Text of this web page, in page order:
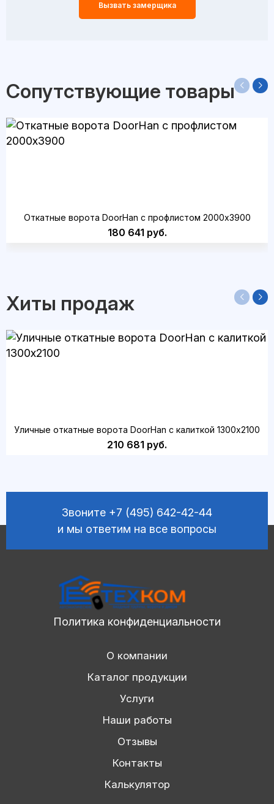
Вызвать замерщика
Сопутствующие товары
Откатные ворота DoorHan с профлистом 2000x3900
180 641 руб.
Хиты продаж
Уличные откатные ворота DoorHan с калиткой 1300х2100
210 681 руб.
Звоните +7 (495) 642-42-44
и мы ответим на все вопросы
Политика конфиденциальности
О компании
Каталог продукции
Услуги
Наши работы
Отзывы
Контакты
Калькулятор